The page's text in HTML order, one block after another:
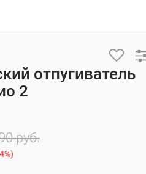
отпугиватель
2
руб.
)